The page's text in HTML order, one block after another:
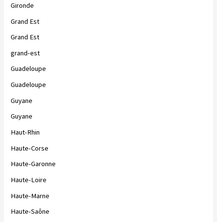
Gironde
Grand Est
Grand Est
grand-est
Guadeloupe
Guadeloupe
Guyane
Guyane
Haut-Rhin
Haute-Corse
Haute-Garonne
Haute-Loire
Haute-Marne
Haute-Saône